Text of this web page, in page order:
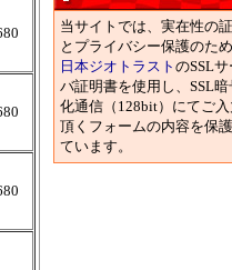
当サイトでは、実在性の
とプライバシー保護のため
日本ジオトラスト のSSLサ
バ証明書を使用し、SSL暗
化通信（128bit）にてご入
頂くフォームの内容を保
ています。